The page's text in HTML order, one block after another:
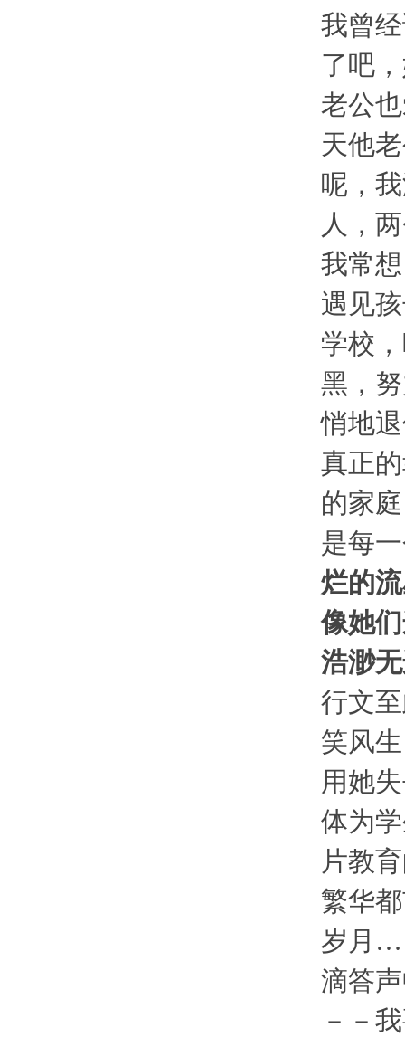
我曾
了吧
老公
天他
呢，
人，
我常
遇见
学校
黑，
悄地
真正
的家
是每
烂的
像她
浩渺
行文
笑风
用她
体为
片教
繁华
岁月
滴答
－－